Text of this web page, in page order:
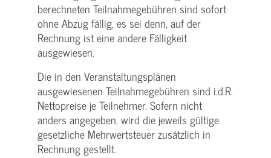
berechneten Teilnahmegebühren sind sofort
ohne Abzug fällig, es sei denn, auf der
Rechnung ist eine andere Fälligkeit
ausgewiesen.
Die in den Veranstaltungsplänen
ausgewiesenen Teilnahmegebühren sind i.d.R.
Nettopreise je Teilnehmer. Sofern nicht
anders angegeben, wird die jeweils gültige
gesetzliche Mehrwertsteuer zusätzlich in
Rechnung gestellt.